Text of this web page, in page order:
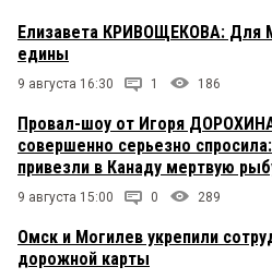
Елизавета КРИВОЩЕКОВА: Для
едины
9 августа 16:30 1 186
Провал-шоу от Игоря
совершенно серьезно
привезли в Канаду мертвую
9 августа 15:00 0 289
Омск и Могилев укрепили
дорожной карты